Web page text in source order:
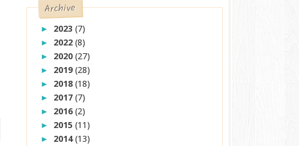
Archive
► 2023(7)
► 2022(8)
► 2020(27)
► 2019(28)
► 2018(18)
► 2017(7)
► 2016(2)
► 2015(11)
► 2014(13)